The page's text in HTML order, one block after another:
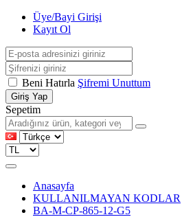
Üye/Bayi Girişi
Kayıt Ol
Beni Hatırla Şifremi Unuttum
Giriş Yap
Sepetim
Anasayfa
KULLANILMAYAN KODLAR
BA-M-CP-865-12-G5